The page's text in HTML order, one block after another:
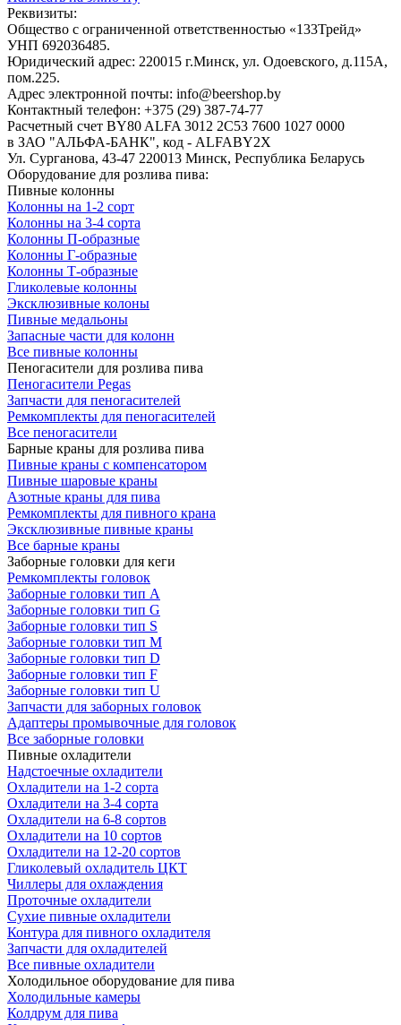
Реквизиты:
Общество с ограниченной ответственностью «133Трейд»
УНП 692036485​.
Юридический адрес: 220015 г.Минск, ул. Одоевского, д.115А,
пом.225.
Адрес электронной почты: info@beershop.by
Контактный телефон: +375 (29) 387-74-77
Расчетный счет BY80 ALFA 3012 2C53 7600 1027 0000
в ЗАО "АЛЬФА-БАНК", код - ALFABY2X
Ул. Сурганова, 43-47 220013 Минск, Республика Беларусь
Оборудование для розлива пива:
Пивные колонны
Колонны на 1-2 сорт
Колонны на 3-4 сорта
Колонны П-образные
Колонны Г-образные
Колонны Т-образные
Гликолевые колонны
Эксклюзивные колоны
Пивные медальоны
Запасные части для колонн
Все пивные колонны
Пеногасители для розлива пива
Пеногасители Pegas
Запчасти для пеногасителей
Ремкомплекты для пеногасителей
Все пеногасители
Барные краны для розлива пива
Пивные краны с компенсатором
Пивные шаровые краны
Азотные краны для пива
Ремкомплекты для пивного крана
Эксклюзивные пивные краны
Все барные краны
Заборные головки для кеги
Ремкомплекты головок
Заборные головки тип А
Заборные головки тип G
Заборные головки тип S
Заборные головки тип M
Заборные головки тип D
Заборные головки тип F
Заборные головки тип U
Запчасти для заборных головок
Адаптеры промывочные для головок
Все заборные головки
Пивные охладители
Надстоечные охладители
Охладители на 1-2 сорта
Охладители на 3-4 сорта
Охладители на 6-8 сортов
Охладители на 10 сортов
Охладители на 12-20 сортов
Гликолевый охладитель ЦКТ
Чиллеры для охлаждения
Проточные охладители
Сухие пивные охладители
Контура для пивного охладителя
Запчасти для охладителей
Все пивные охладители
Холодильное оборудование для пива
Холодильные камеры
Колдрум для пива